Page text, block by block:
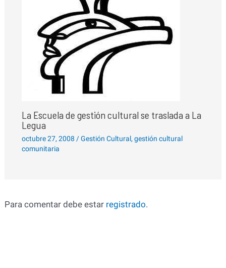
La Escuela de gestión cultural se traslada a La
Legua
octubre 27, 2008/Gestión Cultural,gestión cultural
comunitaria
Para comentar debe estar registrado.